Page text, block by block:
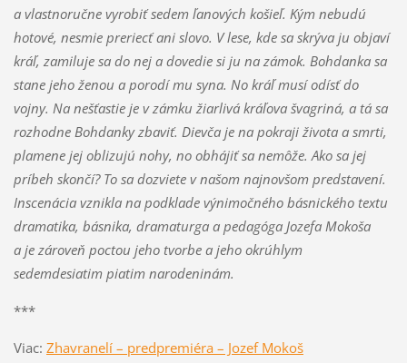
a vlastnoručne vyrobiť sedem ľanových košieľ. Kým nebudú
hotové, nesmie preriecť ani slovo. V lese, kde sa skrýva ju objaví
kráľ, zamiluje sa do nej a dovedie si ju na zámok. Bohdanka sa
stane jeho ženou a porodí mu syna. No kráľ musí odísť do
vojny. Na nešťastie je v zámku žiarlivá kráľova švagriná, a tá sa
rozhodne Bohdanky zbaviť. Dievča je na pokraji života a smrti,
plamene jej oblizujú nohy, no obhájiť sa nemôže. Ako sa jej
príbeh skončí? To sa dozviete v našom najnovšom predstavení.
Inscenácia vznikla na podklade výnimočného básnického textu
dramatika, básnika, dramaturga a pedagóga Jozefa Mokoša
a je zároveň poctou jeho tvorbe a jeho okrúhlym
sedemdesiatim piatim narodeninám.
***
Viac: Zhavranelí – predpremiéra – Jozef Mokoš